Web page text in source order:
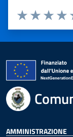
Valuta
Valuta 2
Valuta 1 stelle
AMMINISTRAZIONE